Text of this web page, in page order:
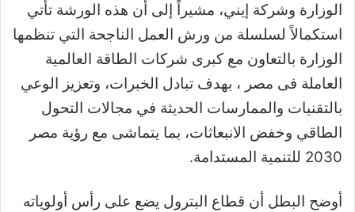
الوزارة وشركة إيني، مشيراً إلى أن هذه الورشة تأتي
استكمالاً لسلسلة من ورش العمل الناجحة التي تنظمها
الوزارة بالتعاون مع كبرى شركات الطاقة العالمية
العاملة فى مصر ، بهدف تبادل الخبرات، وتعزيز الوعي
بالتقنيات والممارسات الحديثة في مجالات التحول
الطاقي وخفض الانبعاثات، بما يتماشى مع رؤية مصر
2030 للتنمية المستدامة.
أوضح البطل أن قطاع البترول يضع على رأس أولوياته